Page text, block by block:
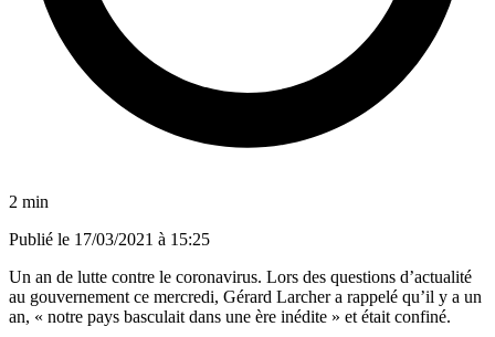
2 min
Publié le 17/03/2021 à 15:25
Un an de lutte contre le coronavirus. Lors des questions d’actualité
au gouvernement ce mercredi, Gérard Larcher a rappelé qu’il y a un
an, « notre pays basculait dans une ère inédite » et était confiné.